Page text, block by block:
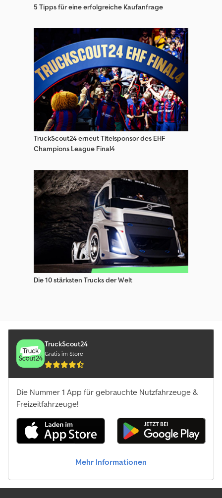
5 Tipps für eine erfolgreiche Kaufanfrage
TruckScout24 erneut Titelsponsor des EHF
Champions League Final4
Die 10 stärksten Trucks der Welt
TruckScout24
Gratis im Store
Die Nummer 1 App für gebrauchte Nutzfahrzeuge &
Freizeitfahrzeuge!
Mehr Informationen